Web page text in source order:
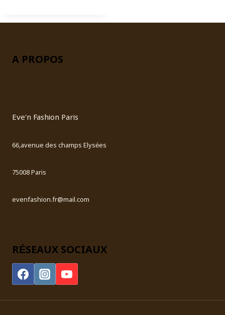
A PROPOS
Eve'n Fashion Paris
66,avenue des champs Elysées
75008 Paris
evenfashion.fr@mail.com
RÉSEAUX SOCIAUX